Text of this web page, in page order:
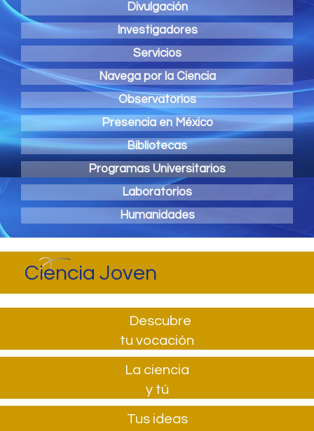
Divulgación
Investigadores
Servicios
Navega por la Ciencia
Observatorios
Presencia en México
Bibliotecas
Programas Universitarios
Laboratorios
Humanidades
Ciencia Joven
Descubre
tu vocación
La ciencia
y tú
Tus ideas